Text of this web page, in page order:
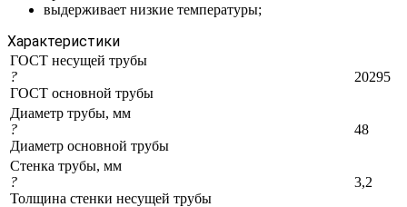
выдерживает низкие температуры;
Характеристики
ГОСТ несущей трубы
?
ГОСТ основной трубы
20295
Диаметр трубы, мм
?
Диаметр основной трубы
48
Стенка трубы, мм
?
Толщина стенки несущей трубы
3,2